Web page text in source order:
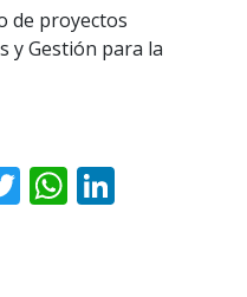
de proyectos
y Gestión para la
Twitter